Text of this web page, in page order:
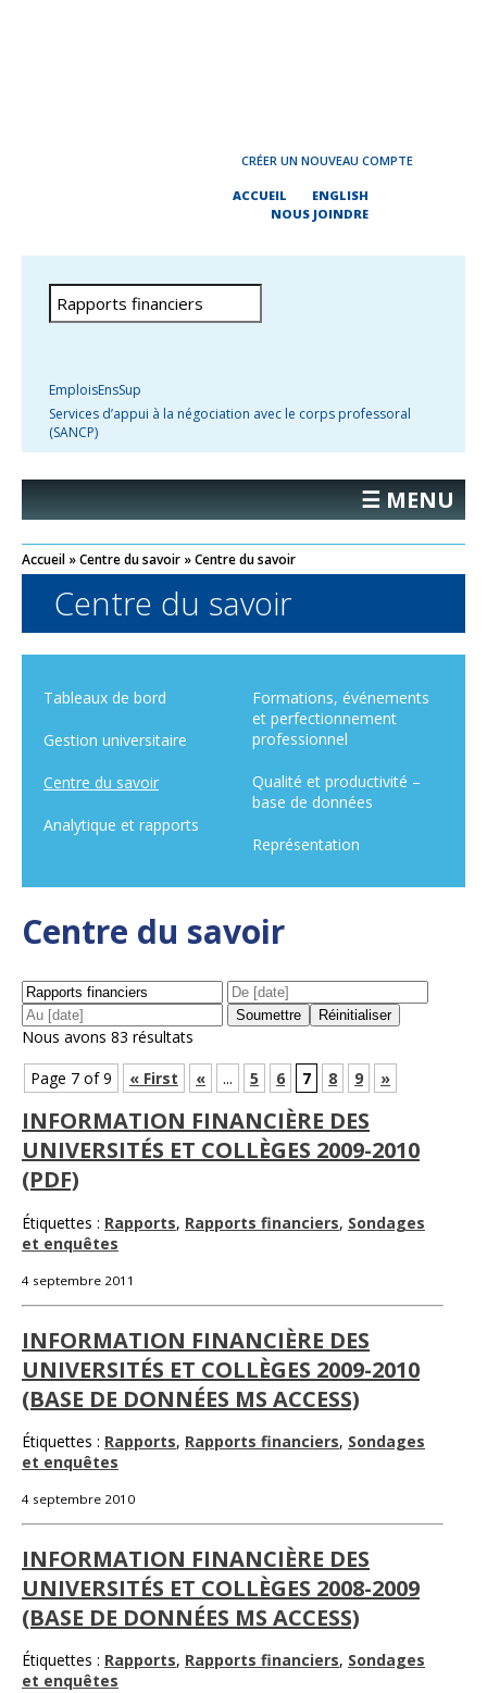
CRÉER UN NOUVEAU COMPTE
ACCUEIL
ENGLISH
NOUS JOINDRE
EmploisEnsSup
Services d’appui à la négociation avec le corps professoral
(SANCP)
☰ MENU
Accueil »Centre du savoir »Centre du savoir
Centre du savoir
Tableaux de bord
Gestion universitaire
Centre du savoir
Analytique et rapports
Formations, événements
et perfectionnement
professionnel
Qualité et productivité –
base de données
Représentation
Centre du savoir
Nous avons 83 résultats
Page 7 of 9
« First « ... 5 6 7 8 9 »
INFORMATION FINANCIÈRE DES
UNIVERSITÉS ET COLLÈGES 2009-2010
(PDF)
Étiquettes : Rapports, Rapports financiers, Sondages
et enquêtes
4 septembre 2011
INFORMATION FINANCIÈRE DES
UNIVERSITÉS ET COLLÈGES 2009-2010
(BASE DE DONNÉES MS ACCESS)
Étiquettes : Rapports, Rapports financiers, Sondages
et enquêtes
4 septembre 2010
INFORMATION FINANCIÈRE DES
UNIVERSITÉS ET COLLÈGES 2008-2009
(BASE DE DONNÉES MS ACCESS)
Étiquettes : Rapports, Rapports financiers, Sondages
et enquêtes